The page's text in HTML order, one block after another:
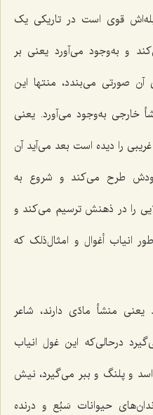
قوی است در تاریکى یک
و به‌وجود مى‌آورد یعنی بر
صورتی مى‌بندد، منتها این
خارجى به‌وجود مى‌آورد. یعنى
را دیده است بعد مى‌آید آن
طرح مى‌کند و شروع به
را در ذهنش ترسیم مى‌کند و
انیاب أغوال و امثال‌ذلک که
یعنى منشأ مادّى دارند، شاعر
درحالی‌که این غول انیاب
اسد و پلنگ و ببر مى‌گیرد، نیش
حیوانات سَبُع و درنده